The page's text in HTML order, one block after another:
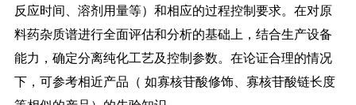
反应时间、溶剂用量等）和相应的过程控制要求。在对原
料药杂质谱进行全面评估和分析的基础上，结合生产设备
能力，确定分离纯化工艺及控制参数。在论证合理的情况
下，可参考相近产品（ 如寡核苷酸修饰、寡核苷酸链长度